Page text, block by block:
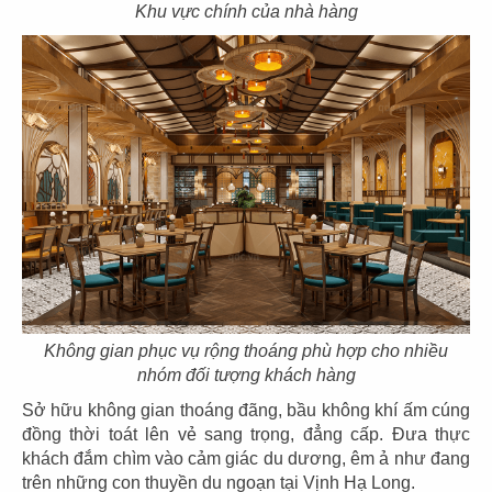
Khu vực chính của nhà hàng
Không gian phục vụ rộng thoáng phù hợp cho nhiều
nhóm đối tượng khách hàng
Sở hữu không gian thoáng đãng, bầu không khí ấm cúng
đồng thời toát lên vẻ sang trọng, đẳng cấp. Đưa thực
khách đắm chìm vào cảm giác du dương, êm ả như đang
trên những con thuyền du ngoạn tại Vịnh Hạ Long.
71
HẢI SẢN HOÀNG GIA
CN Nguyễn Tri Phương
72
HẢI SẢN HOÀNG GIA
CN 3/2
73
HẢI SẢN HOÀNG GIA
74
HẢI SẢN HOÀNG GIA